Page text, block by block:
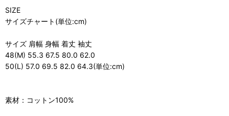
SIZE
サイズチャート(単位:cm)
サイズ 肩幅 身幅 着丈 袖丈
48(M) 55.3 67.5 80.0 62.0
50(L) 57.0 69.5 82.0 64.3(単位:cm)
素材：コットン100%